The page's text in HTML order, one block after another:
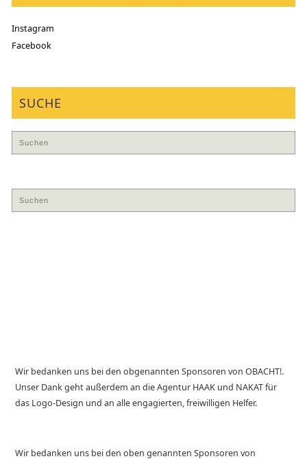
Instagram
Facebook
SUCHE
Wir bedanken uns bei den obgenannten Sponsoren von OBACHT!.
Unser Dank geht außerdem an die Agentur HAAK und NAKAT für
das Logo-Design und an alle engagierten, freiwilligen Helfer.
Wir bedanken uns bei den oben genannten Sponsoren von